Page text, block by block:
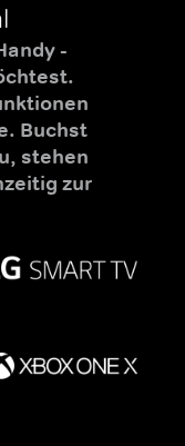
-
Buchst
stehen
zur